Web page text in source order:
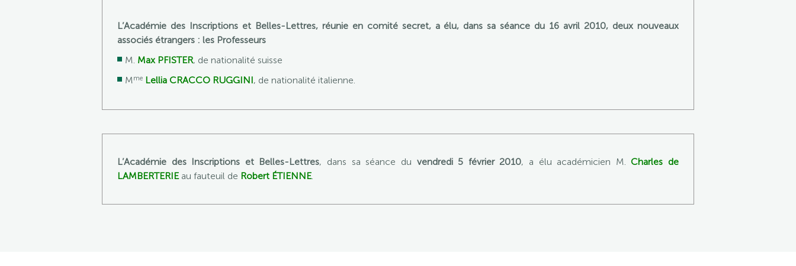
L’Académie des Inscriptions et Belles-Lettres, réunie en comité secret, a élu, dans sa séance du 16 avril 2010, deux nouveaux
associés étrangers : les Professeurs
M. Max PFISTER, de nationalité suisse
Mme Lellia CRACCO RUGGINI, de nationalité italienne.
L’Académie des Inscriptions et Belles-Lettres, dans sa séance du vendredi 5 février 2010, a élu académicien M. Charles de
LAMBERTERIEau fauteuil de Robert ÉTIENNE.